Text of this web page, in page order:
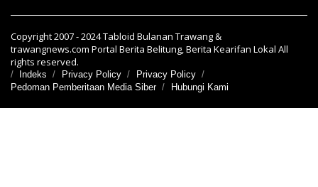
Copyright 2007 - 2024 Tabloid Bulanan Trawang &
trawangnews.com Portal Berita Belitung, Berita Kearifan Lokal All
rights reserved.
Indeks Privacy Policy
Privacy Policy
Pedoman Pemberitaan Media Siber
Hubungi Kami